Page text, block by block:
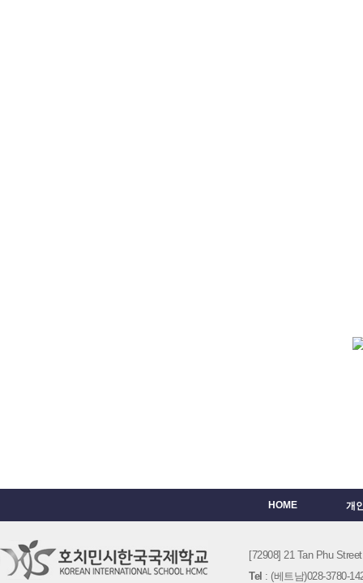
HOME 개
[72908] 21 Tan Phu
Tel : (베트남)028-3780-